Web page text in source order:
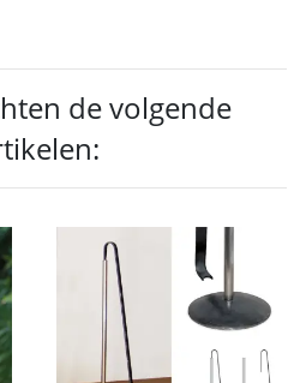
de volgende